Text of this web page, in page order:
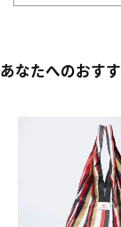
あなたへのおす